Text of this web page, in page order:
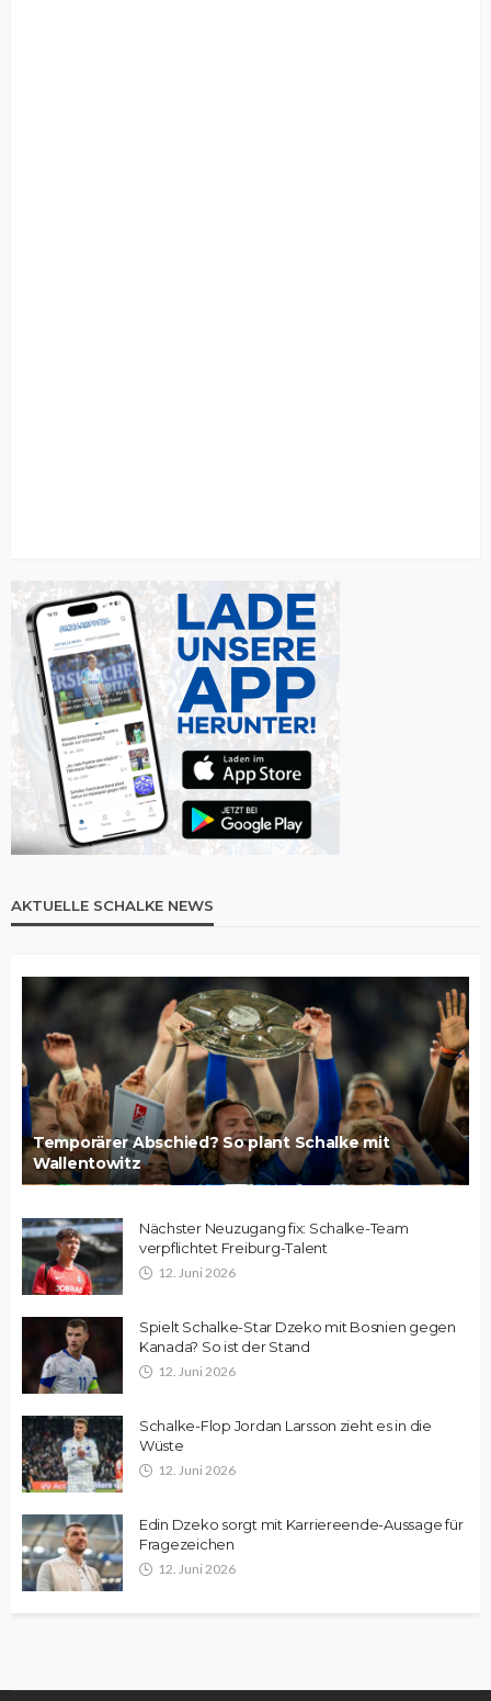
AKTUELLE SCHALKE NEWS
Temporärer Abschied? So plant Schalke mit
Wallentowitz
Nächster Neuzugang fix: Schalke-Team
verpflichtet Freiburg-Talent
12. Juni 2026
Spielt Schalke-Star Dzeko mit Bosnien gegen
Kanada? So ist der Stand
12. Juni 2026
Schalke-Flop Jordan Larsson zieht es in die
Wüste
12. Juni 2026
Edin Dzeko sorgt mit Karriereende-Aussage für
Fragezeichen
12. Juni 2026